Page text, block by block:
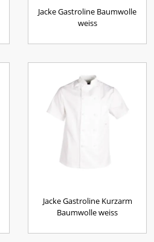
Jacke Gastroline Baumwolle
weiss
Jacke Gastroline Kurzarm
Baumwolle weiss